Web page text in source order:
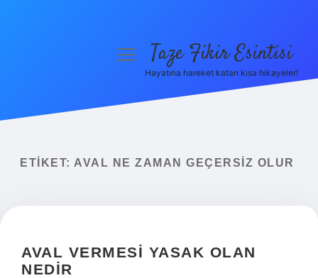
Yasal Uyarı
menüyüTaze Fikir Esintisi
Hayatına hareket katan kısa hikayeler!
ETIKET: AVAL NE ZAMAN GEÇERSIZ OLUR
AVAL VERMESI YASAK OLAN
NEDIR